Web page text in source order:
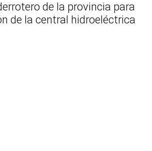
de la provincia para
de la central hidroeléctrica